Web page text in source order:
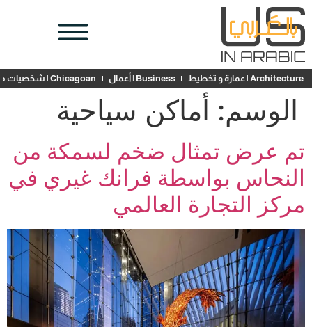
Architecture | عمارة و تخطيط Business | أعمال Chicagoan | شخصيات محلية
الوسم: أماكن سياحية
تم عرض تمثال ضخم لسمكة من
النحاس بواسطة فرانك غيري في
مركز التجارة العالمي